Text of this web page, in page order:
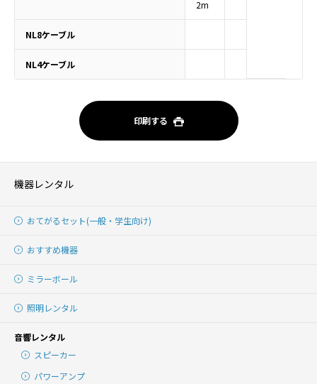
2m
NL8ケーブル
NL4ケーブル
印刷する
機器レンタル
おてがるセット(一般・学生向け)
おすすめ機器
ミラーボール
照明レンタル
音響レンタル
スピーカー
パワーアンプ